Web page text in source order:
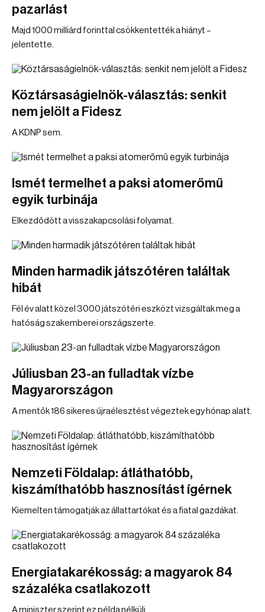
pazarlást
Majd 1000 milliárd forinttal csökkentették a hiányt –
jelentette.
Köztársaságielnök-választás: senkit
nem jelölt a Fidesz
A KDNP sem.
Ismét termelhet a paksi atomerőmű
egyik turbinája
Elkezdődött a visszakapcsolási folyamat.
Minden harmadik játszótéren találtak
hibát
Fél év alatt közel 3000 játszótéri eszközt vizsgáltak meg a
hatóság szakemberei országszerte.
Júliusban 23-an fulladtak vízbe
Magyarországon
A mentők 186 sikeres újraélesztést végeztek egy hónap alatt.
Nemzeti Földalap: átláthatóbb,
kiszámíthatóbb hasznosítást ígérnek
Kiemelten támogatják az állattartókat és a fiatal gazdákat.
Energiatakarékosság: a magyarok 84
százaléka csatlakozott
A miniszter szerint ez példa nélküli.